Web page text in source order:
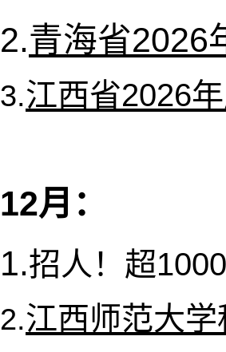
2.青海省2026
3.江西省2026
12月：
1.招人！超
2.江西师范大